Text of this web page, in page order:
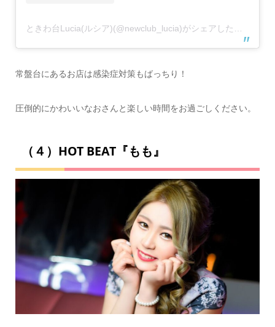
ときわ台Lucia(ルシア)(@newclub_lucia)がシェアした投稿
常盤台にあるお店は感染症対策もばっちり！
圧倒的にかわいいなおさんと楽しい時間をお過ごしください。
（４）HOT BEAT『もも』